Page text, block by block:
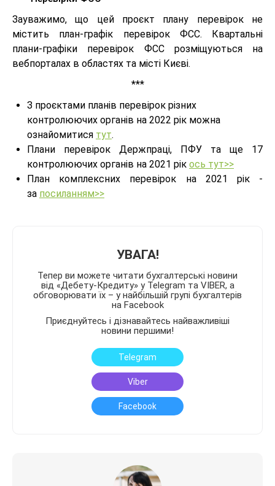
Зауважимо, що цей проєкт плану перевірок не
містить план-графік перевірок ФСС. Квартальні
плани-графіки перевірок ФСС розміщуються на
вебпорталах в областях та місті Києві.
***
З проєктами планів перевірок різних
контролюючих органів на 2022 рік можна
ознайомитися тут.
Плани перевірок Держпраці, ПФУ та ще 17
контролюючих органів на 2021 рік ось тут>>
План комплексних перевірок на 2021 рік -
за посиланням>>
УВАГА!
Тепер ви можете читати бухгалтерські новини
від «Дебету-Кредиту» у Telegram та VIBER, а
обговорювати їх – у найбільшій групі бухгалтерів
на Facebook
Приєднуйтесь і дізнавайтесь найважливіші
новини першими!
Telegram
Viber
Facebook